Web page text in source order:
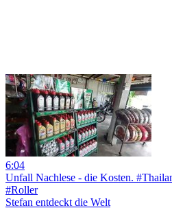
6:04
Unfall Nachlese - die Kosten.
#Roller
Stefan entdeckt die Welt